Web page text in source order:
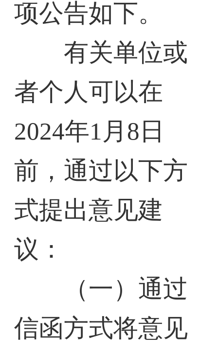
项公告如下。
有关单位或
者个人可以在
2024年1月8日
前，通过以下方
式提出意见建
议：
（一）通过
信函方式将意见